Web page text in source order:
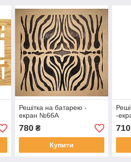
Решітка на батарею -
екран №66А
780₴
Купити
-
710